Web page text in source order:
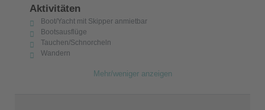
Aktivitäten
Boot/Yacht mit Skipper anmietbar
Bootsausflüge
Tauchen/Schnorcheln
Wandern
Mehr/weniger anzeigen